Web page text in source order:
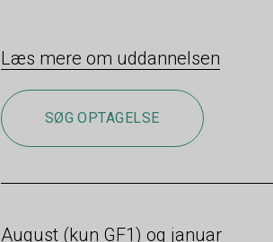
Læs mere om uddannelsen
SØG OPTAGELSE
August (kun GF1) og januar